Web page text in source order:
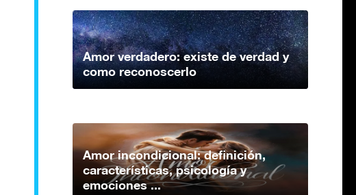
Amor verdadero: existe de verdad y
como reconoscerlo
Amor incondicional: definición,
características, psicología y
emociones ...